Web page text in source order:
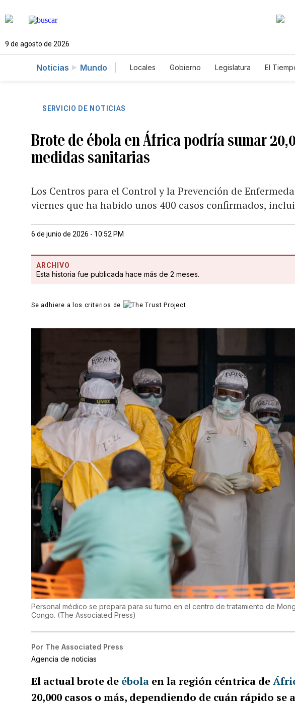
9 de agosto de 2026
Noticias Mundo Locales Gobierno Legislatura El
SERVICIO DE NOTICIAS
Brote de ébola en África podría sumar
medidas sanitarias
Los Centros para el Control y la Prevención de
viernes que ha habido unos 400 casos confirmados,
6 de junio de 2026 - 10:52 PM
ARCHIVO
Esta historia fue publicada hace más de 2 meses.
Se adhiere a los criterios de
Personal médico se prepara para su turno en el centro de tratamiento de
Congo. (The Associated Press)
Por The Associated Press
Agencia de noticias
El actual brote de ébola en la región céntrica de
20,000 casos o más, dependiendo de cuán rápido se